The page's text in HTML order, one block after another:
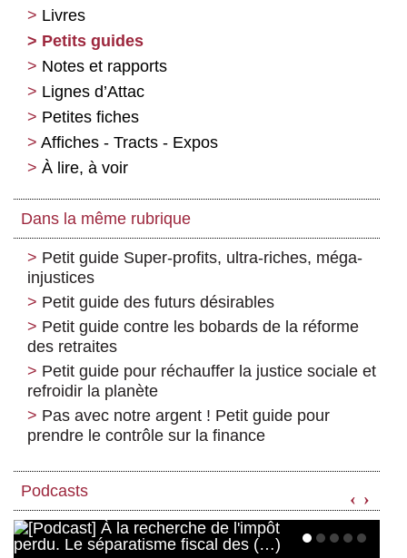
Livres
Petits guides
Notes et rapports
Lignes d’Attac
Petites fiches
Affiches - Tracts - Expos
À lire, à voir
Dans la même rubrique
Petit guide Super-profits, ultra-riches, méga-
injustices
Petit guide des futurs désirables
Petit guide contre les bobards de la réforme
des retraites
Petit guide pour réchauffer la justice sociale et
refroidir la planète
Pas avec notre argent ! Petit guide pour
prendre le contrôle sur la finance
Podcasts ‹ ›